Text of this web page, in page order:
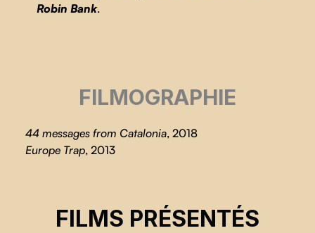
Robin Bank.
FILMOGRAPHIE
44 messages from Catalonia, 2018
Europe Trap, 2013
FILMS PRÉSENTÉS
Anna Giralt Gris